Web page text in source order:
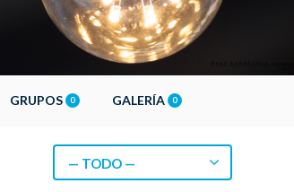
GRUPOS 0 GALERÍA 0
— TODO —